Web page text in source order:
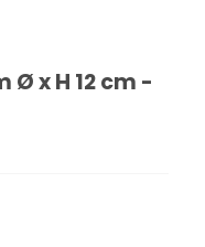
x H 12 cm -